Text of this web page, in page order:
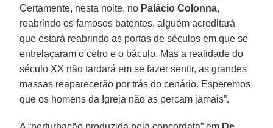
Certamente, nesta noite, no Palácio Colonna,
reabrindo os famosos batentes, alguém acreditará
que estará reabrindo as portas de séculos em que se
entrelaçaram o cetro e o báculo. Mas a realidade do
século XX não tardará em se fazer sentir, as grandes
massas reaparecerão por trás do cenário. Esperemos
que os homens da Igreja não as percam jamais”.